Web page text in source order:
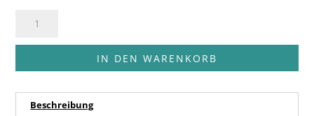
Buchstabe
Menge
IN DEN WARENKORB
Beschreibung